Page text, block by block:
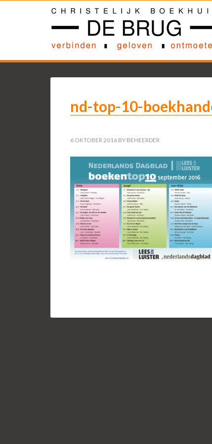
nd-top-10-
6 OKTOBER 2016 BY BEHEERDER